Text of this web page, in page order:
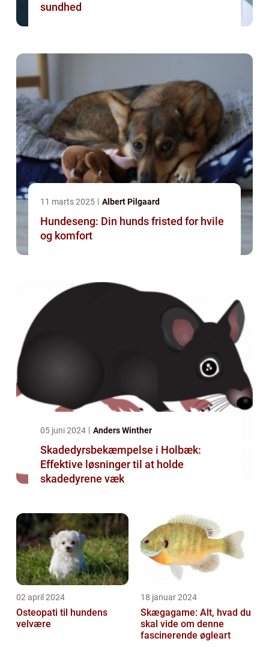
sundhed
11 marts 2025 Albert Pilgaard
Hundeseng: Din hunds fristed for hvile
og komfort
05 juni 2024 Anders Winther
Skadedyrsbekæmpelse i Holbæk:
Effektive løsninger til at holde
skadedyrene væk
02 april 2024
Osteopati til hundens
velvære
18 januar 2024
Skægagame: Alt, hvad du
skal vide om denne
fascinerende øgleart